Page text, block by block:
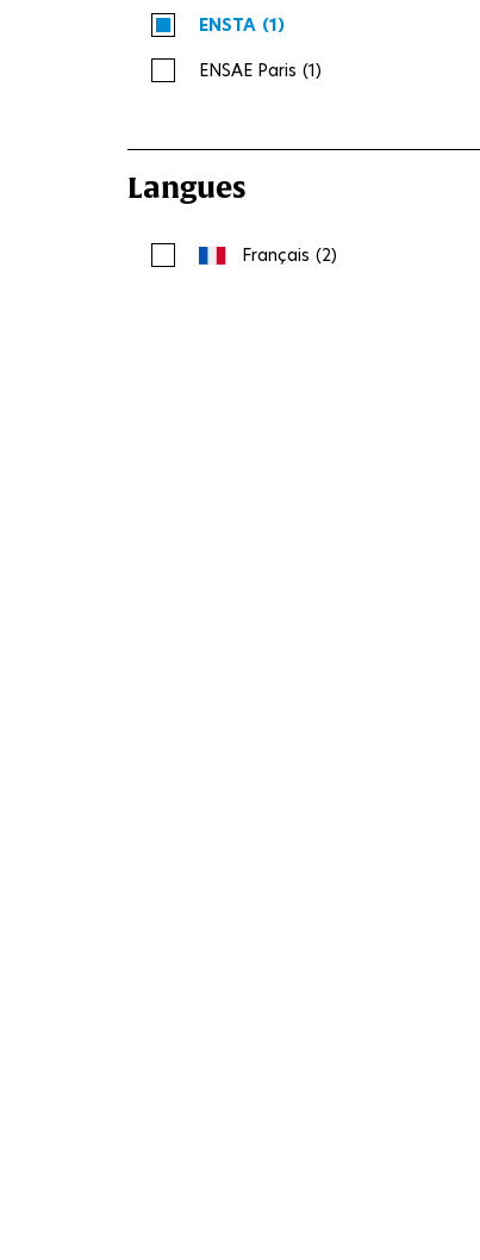
ENSTA (1)
ENSAE Paris (1)
Langues
Français (2)